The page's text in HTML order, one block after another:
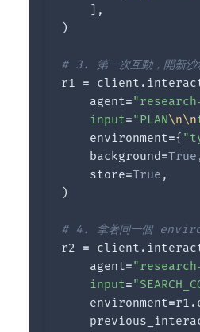
],
)
r1
= client .
agent=
input="PLAN\n\n
environment={
background=True
store=True ,
)
r2
= client .
agent=
input=
environment=r1 .